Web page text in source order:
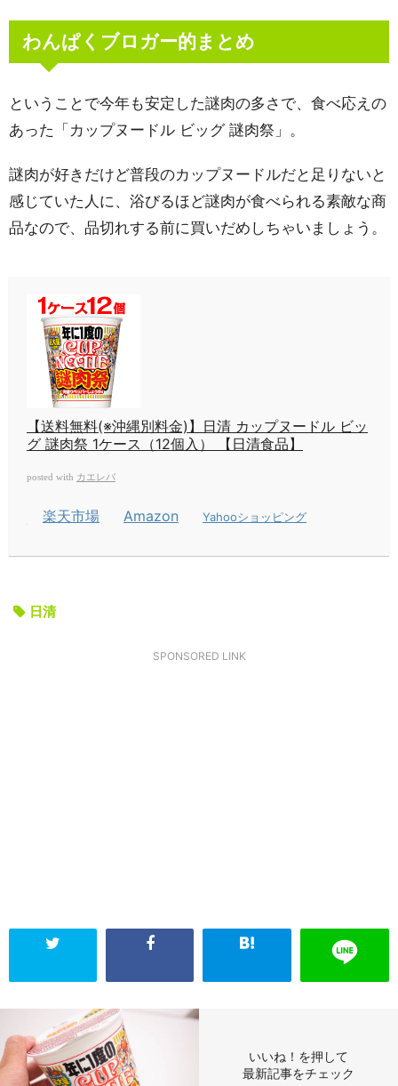
わんぱくブロガー的まとめ
ということで今年も安定した謎肉の多さで、食べ応えの
あった「カップヌードル ビッグ 謎肉祭」。
謎肉が好きだけど普段のカップヌードルだと足りないと
感じていた人に、浴びるほど謎肉が食べられる素敵な商
品なので、品切れする前に買いだめしちゃいましょう。
【送料無料(※沖縄別料金)】日清 カップヌードル ビッ
グ 謎肉祭 1ケース（12個入） 【日清食品】
posted with カエレバ
楽天市場 Amazon Yahooショッピング
日清
SPONSORED LINK
いいね！を押して
最新記事をチェック